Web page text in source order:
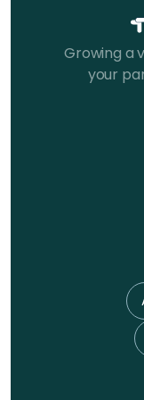
Growing a
your